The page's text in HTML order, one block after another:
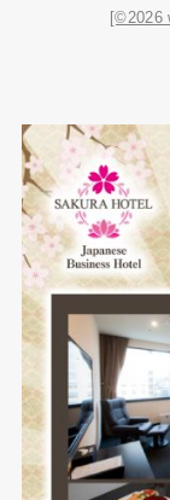
[©2026